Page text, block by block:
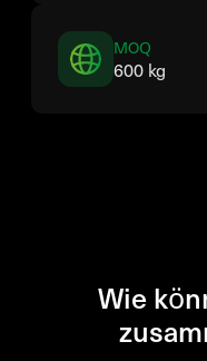
MOQ
600 kg
Wie